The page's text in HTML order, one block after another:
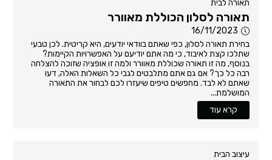
תאורה לבית
תאורה לסלון הכוללת מאוורר
16/11/2023
בחירת תאורה לסלון, כפי שאתם בוודאי יודעים, היא קריטית. לכן טבעי
שתלכו קצת לאיבוד, כי מה אתם יודיעם על האפשרויות הקיימות?
בנוסף, מה זו תאורה שכוללת מאוורר ולמה זו אופציה שזוכה להצלחה
רבה כל כך? אם גם אתם מתלבטים לגבי כל השאלות האלה, דעו
שאתם לא לבד. מחפשים טיפים שיעזרו לכם לבחור את התאורה
המושלמת...
קרא עוד
עיצוב הבית